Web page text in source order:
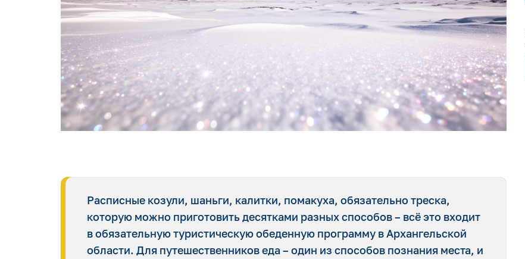
Расписные козули, шаньги, калитки, помакуха, обязательно треска,
которую можно приготовить десятками разных способов – всё это входит
в обязательную туристическую обеденную программу в Архангельской
области. Для путешественников еда – один из способов познания места, и